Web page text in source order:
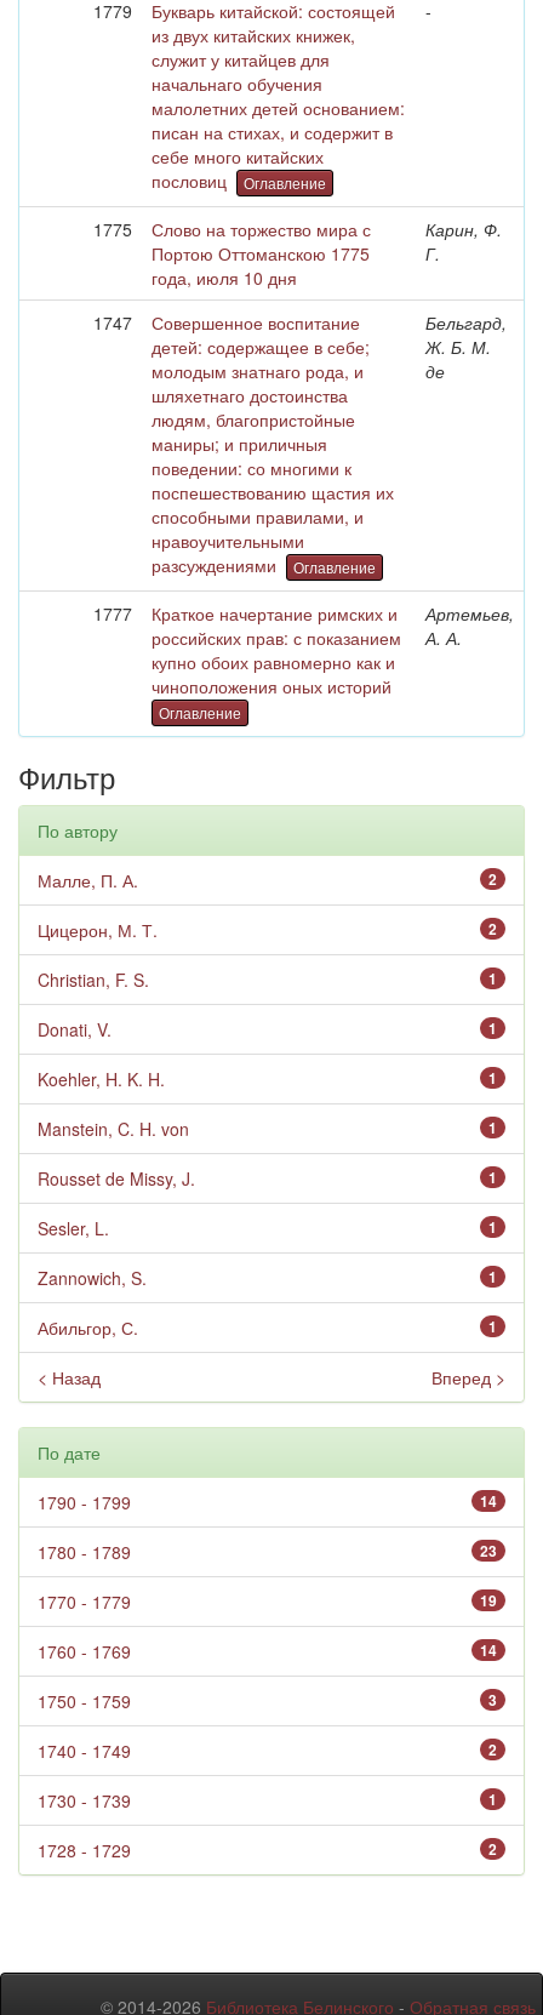
1779
Букварь китайской: состоящей
из двух китайских книжек,
служит у китайцев для
начальнаго обучения
малолетних детей основанием:
писан на стихах, и содержит в
себе много китайских
пословиц
Оглавление
-
1775
Слово на торжество мира с
Портою Оттоманскою 1775
года, июля 10 дня
Карин, Ф.
Г.
1747
Совершенное воспитание
детей: содержащее в себе;
молодым знатнаго рода, и
шляхетнаго достоинства
людям, благопристойные
маниры; и приличныя
поведении: со многими к
поспешествованию щастия их
способными правилами, и
нравоучительными
разсуждениями
Оглавление
Бельгард,
Ж. Б. М.
де
1777
Краткое начертание римских и
российских прав: с показанием
купно обоих равномерно как и
чиноположения оных историй
Оглавление
Артемьев,
А. А.
Фильтр
По автору
2
Малле, П. А.
2
Цицерон, М. Т.
1
Christian, F. S.
1
Donati, V.
1
Koehler, H. K. H.
1
Manstein, C. H. von
1
Rousset de Missy, J.
1
Sesler, L.
1
Zannowich, S.
1
Абильгор, С.
< Назад Вперед >
По дате
14
1790 - 1799
23
1780 - 1789
19
1770 - 1779
14
1760 - 1769
3
1750 - 1759
2
1740 - 1749
1
1730 - 1739
2
1728 - 1729
© 2014-2026 Библиотека Белинского - Обратная связь